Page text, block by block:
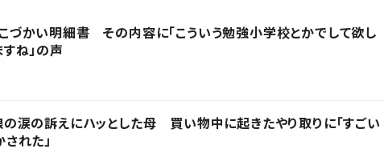
づかい明細書 その内容に「こういう勉強小学校とかでして欲し
ね」の声
の涙の訴えにハッとした母 買い物中に起きたやり取りに「すごい
れた」